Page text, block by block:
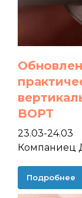
BOPT
23.03-24.03
Компаниец
Подробнее